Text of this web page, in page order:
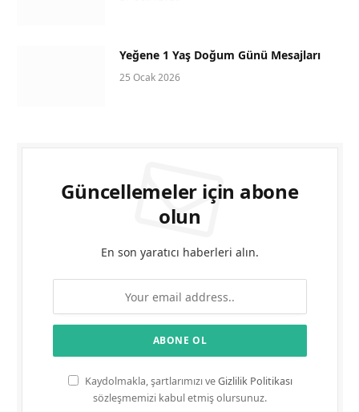
Yeğene 1 Yaş Doğum Günü Mesajları
25 Ocak 2026
Güncellemeler için abone
olun
En son yaratıcı haberleri alın.
Kaydolmakla, şartlarımızı veGizlilik Politikası
sözleşmemizi kabul etmiş olursunuz.